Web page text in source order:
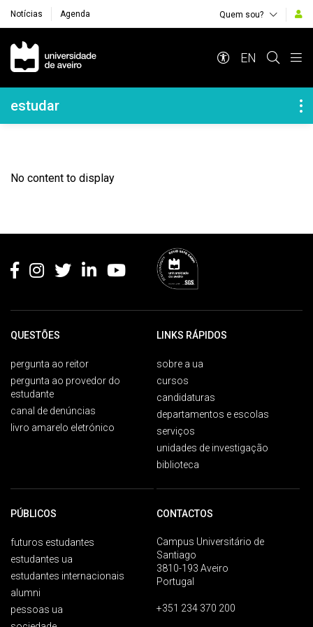
Notícias Agenda Quem sou?
Navegação Principal
EN
Navegação Lateral
estudar
No content to display
QUESTÕES
pergunta ao reitor
pergunta ao provedor do
estudante
canal de denúncias
livro amarelo eletrónico
LINKS RÁPIDOS
sobre a ua
cursos
candidaturas
departamentos e escolas
serviços
unidades de investigação
biblioteca
PÚBLICOS
futuros estudantes
estudantes ua
estudantes internacionais
alumni
pessoas ua
CONTACTOS
Campus Universitário de
Santiago
3810-193 Aveiro
Portugal
+351 234 370 200